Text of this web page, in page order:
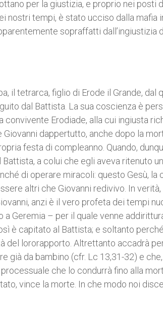
per la giustizia, e proprio nei posti
nostri tempi, è stato ucciso dalla mafia
sopraffatti dall’ingiustizia
il tetrarca, figlio di Erode il Grande, dal
dal Battista. La sua coscienza è
Erodiade, alla cui ingiusta
dappertutto, anche dopo la
festa di compleanno. Quando,
a colui che egli aveva ritenuto
di operare miracoli: questo Gesù, la
altri che Giovanni redivivo. In
anzi è il vero profeta dei tempi
a Geremia – per il quale venne
è capitato al Battista; e soltanto
del lororapporto. Altrettanto accadrà
già da bambino (cfr. Lc 13,31-32) e
che lo condurrà fino alla
vince la morte. In che modo noi